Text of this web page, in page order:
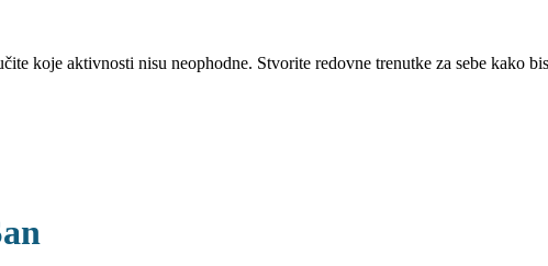
koje aktivnosti nisu neophodne. Stvorite redovne trenutke za sebe kako